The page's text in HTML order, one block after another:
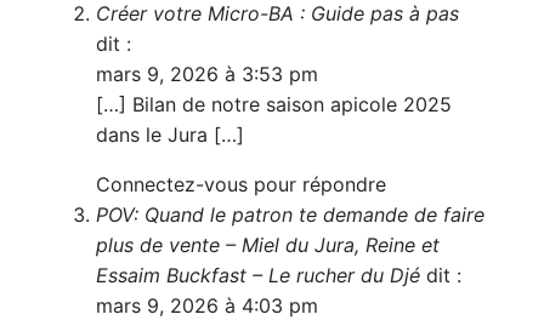
Créer votre Micro-BA : Guide pas à pas
dit :
mars 9, 2026 à 3:53 pm
[…] Bilan de notre saison apicole 2025
dans le Jura […]
Connectez-vous pour répondre
POV: Quand le patron te demande de faire
plus de vente – Miel du Jura, Reine et
Essaim Buckfast – Le rucher du Djé dit :
mars 9, 2026 à 4:03 pm